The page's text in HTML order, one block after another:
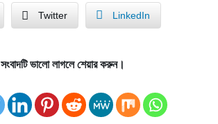
Twitter LinkedIn
সংবাদটি ভালো লাগলে শেয়ার করুন।